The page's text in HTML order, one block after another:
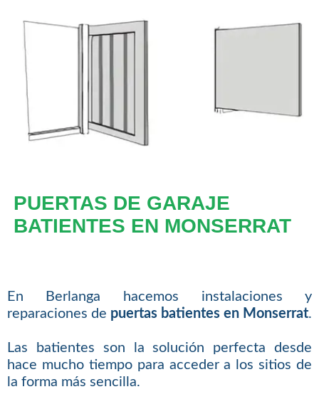
PUERTAS DE GARAJE
BATIENTES EN MONSERRAT
En Berlanga hacemos instalaciones y
reparaciones de puertas batientes en Monserrat.
Las batientes son la solución perfecta desde
hace mucho tiempo para acceder a los sitios de
la forma más sencilla.